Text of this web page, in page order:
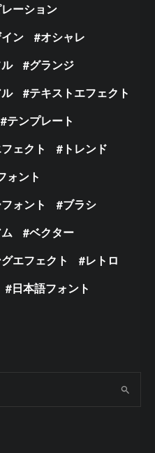
ーション
ン
オシャレ
グランジ
テキストエフェクト
テンプレート
ェクト
トレンド
ォント
ォント
ブラシ
ベクター
エフェクト
レトロ
日本語フォント